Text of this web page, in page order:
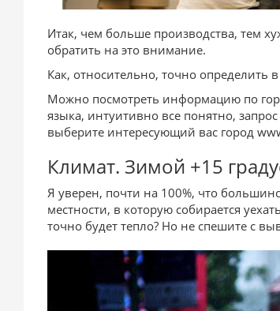
Итак, чем больше производства, тем
обратить на это внимание.
Как, относительно, точно определить
Можно посмотреть информацию по
языка, интуитивно все понятно,
выберите интересующий вас город
Климат. Зимой +15
Я уверен, почти на 100%, что
местности, в которую собирается
точно будет тепло? Но не спешите с